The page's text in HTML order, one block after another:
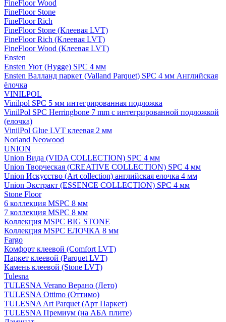
FineFloor Wood
FineFloor Stone
FineFloor Rich
FineFloor Stone (Клеевая LVT)
FineFloor Rich (Клеевая LVT)
FineFloor Wood (Клеевая LVT)
Ensten
Ensten Уют (Hygge) SPC 4 мм
Ensten Валланд паркет (Valland Parquet) SPC 4 мм Английская
ёлочка
VINILPOL
Vinilpol SPC 5 мм интегрированная подложка
VinilPol SPC Herringbone 7 mm с интегрированной подложкой
(елочка)
VinilPol Glue LVT клеевая 2 мм
Norland Neowood
UNION
Union Вида (VIDA COLLECTION) SPC 4 мм
Union Творческая (CREATIVE COLLECTION) SPC 4 мм
Union Искусство (Art collection) английская елочка 4 мм
Union Экстракт (ESSENCE COLLECTION) SPC 4 мм
Stone Floor
6 коллекция MSPC 8 мм
7 коллекция MSPC 8 мм
Коллекция MSPC BIG STONE
Коллекция MSPC ЕЛОЧКА 8 мм
Fargo
Комфорт клеевой (Comfort LVT)
Паркет клеевой (Parquet LVT)
Камень клеевой (Stone LVT)
Tulesna
TULESNA Verano Верано (Лето)
TULESNA Ottimo (Оттимо)
TULESNA Art Parquet (Арт Паркет)
TULESNA Премиум (на АБА плите)